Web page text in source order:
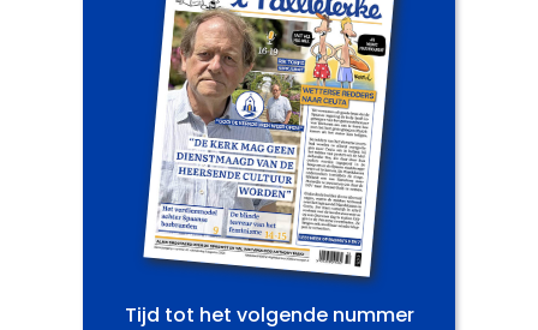
Tijd tot het volgende nummer